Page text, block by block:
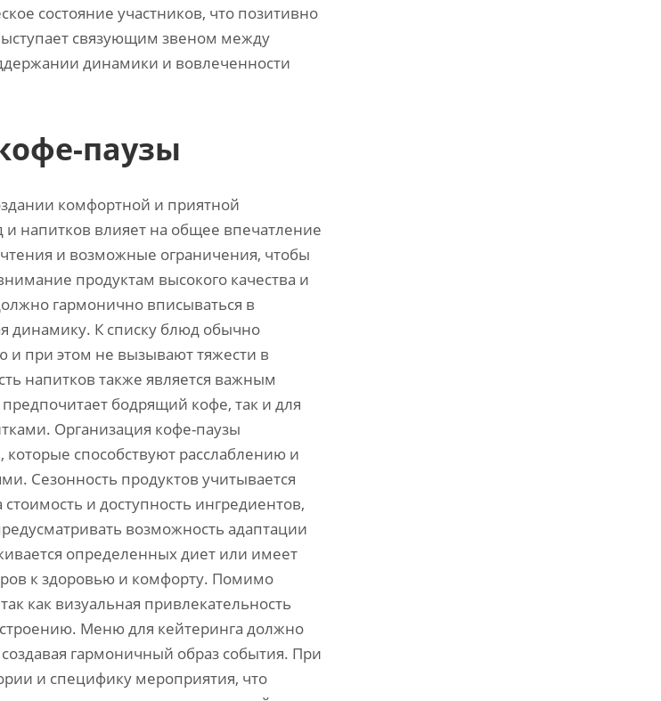
состояние участников, что позитивно
связующим звеном между
динамики и вовлеченности
паузы
комфортной и приятной
напитков влияет на общее впечатление
и возможные ограничения, чтобы
продуктам высокого качества и
гармонично вписываться в
динамику. К списку блюд обычно
и при этом не вызывают тяжести в
напитков также является важным
бодрящий кофе, так и для
Организация кофе-паузы
способствуют расслаблению и
Сезонность продуктов учитывается
и доступность ингредиентов,
возможность адаптации
определенных диет или имеет
к здоровью и комфорту. Помимо
как визуальная привлекательность
Меню для кейтеринга должно
гармоничный образ события. При
и специфику мероприятия, что